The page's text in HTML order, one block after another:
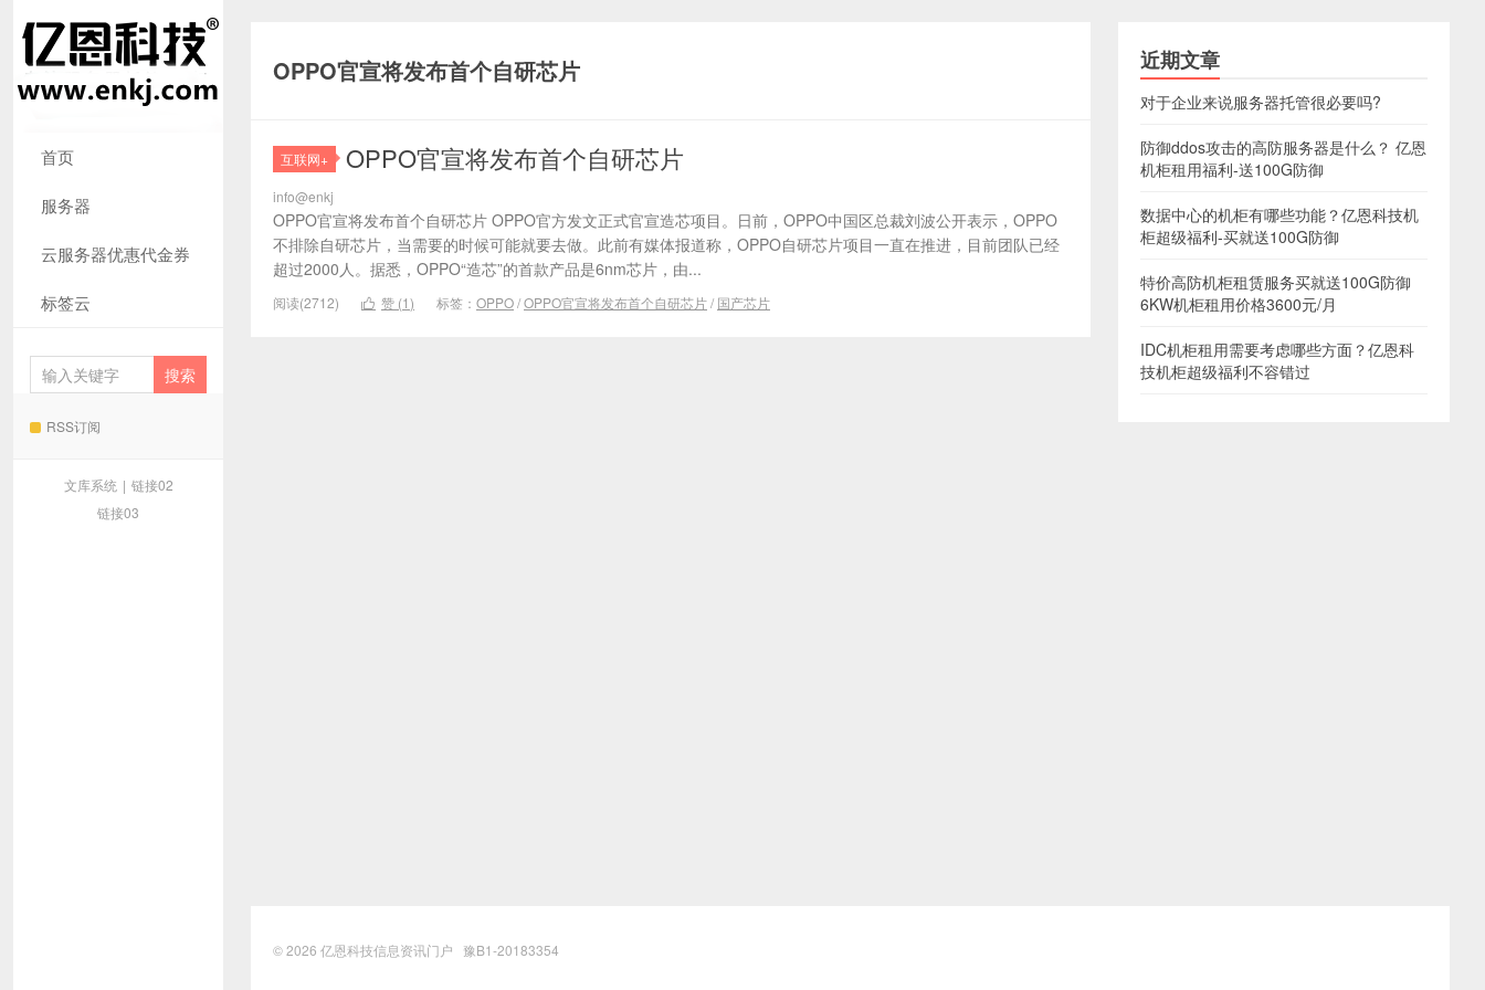
首页
服务器
云服务器优惠代金券
标签云
RSS订阅
文库系统 | 链接02
链接03
OPPO官宣将发布首个自研芯片
互联网+ OPPO官宣将发布首个自研芯片
info@enkj
OPPO官宣将发布首个自研芯片 OPPO官方发文正式官宣造芯项目。日前，OPPO中国区总裁刘波公开表示，OPPO
不排除自研芯片，当需要的时候可能就要去做。此前有媒体报道称，OPPO自研芯片项目一直在推进，目前团队已经
超过2000人。据悉，OPPO“造芯”的首款产品是6nm芯片，由...
阅读(2712)  赞 (1) 标签： OPPO/OPPO官宣将发布首个自研芯片/ 国产芯片
近期文章
对于企业来说服务器托管很必要吗?
防御ddos攻击的高防服务器是什么？ 亿恩
机柜租用福利-送100G防御
数据中心的机柜有哪些功能？亿恩科技机
柜超级福利-买就送100G防御
特价高防机柜租赁服务买就送100G防御
6KW机柜租用价格3600元/月
IDC机柜租用需要考虑哪些方面？亿恩科
技机柜超级福利不容错过
© 2026 亿恩科技信息资讯门户 豫B1-20183354